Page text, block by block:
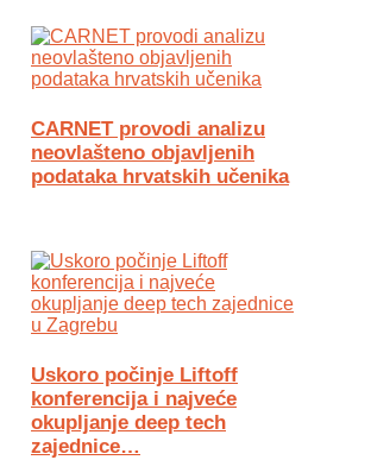
CARNET provodi analizu
neovlašteno objavljenih
podataka hrvatskih učenika
Uskoro počinje Liftoff
konferencija i najveće
okupljanje deep tech
zajednice…